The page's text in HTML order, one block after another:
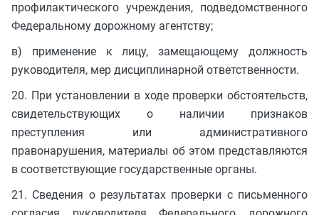
профилактического учреждения, подведомственного
Федеральному дорожному агентству;
в) применение к лицу, замещающему должность
руководителя, мер дисциплинарной ответственности.
20. При установлении в ходе проверки обстоятельств,
свидетельствующих о наличии признаков
преступления или административного
правонарушения, материалы об этом представляются
в соответствующие государственные органы.
21. Сведения о результатах проверки с письменного